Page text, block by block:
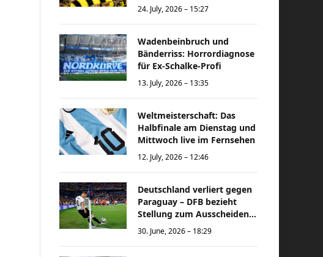
24. July, 2026 – 15:27
Wadenbeinbruch und
Bänderriss: Horrordiagnose
für Ex-Schalke-Profi
13. July, 2026 – 13:35
Weltmeisterschaft: Das
Halbfinale am Dienstag und
Mittwoch live im Fernsehen
12. July, 2026 – 12:46
Deutschland verliert gegen
Paraguay – DFB bezieht
Stellung zum Ausscheiden
bei der Weltmeisterschaft
30. June, 2026 – 18:29